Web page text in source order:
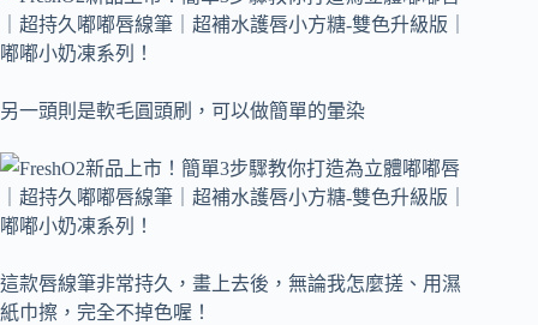
另一頭則是軟毛圓頭刷，可以做簡單的暈染
這款唇線筆非常持久，畫上去後，無論我怎麼搓、用濕
紙巾擦，完全不掉色喔！